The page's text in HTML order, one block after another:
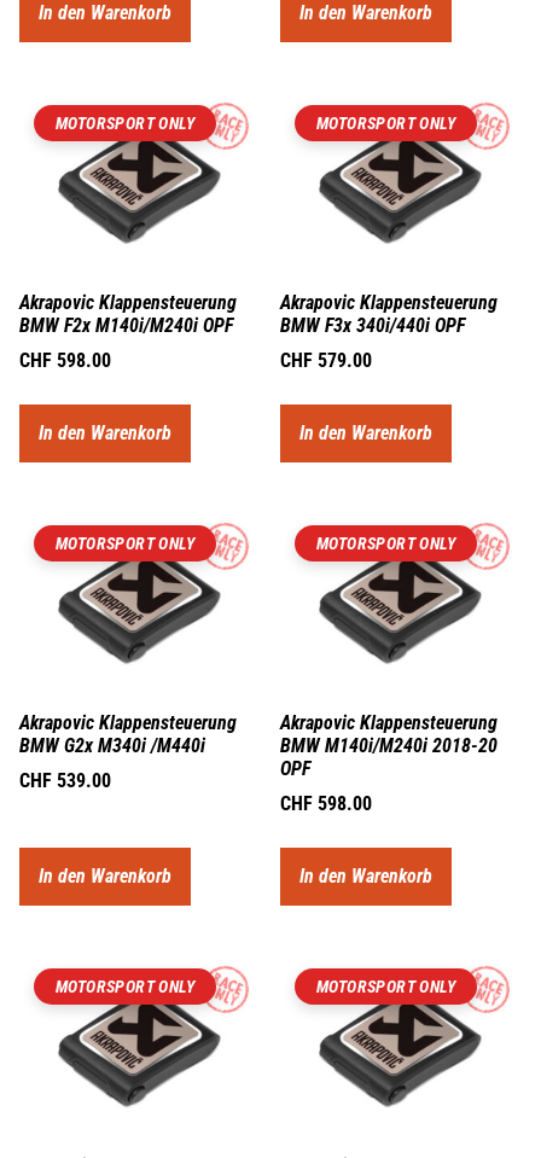
In den Warenkorb In den Warenkorb
MOTORSPORT ONLY
Akrapovic Klappensteuerung
BMW F2x M140i/M240i OPF
CHF 598.00
In den Warenkorb
MOTORSPORT ONLY
Akrapovic Klappensteuerung
BMW F3x 340i/440i OPF
CHF 579.00
In den Warenkorb
MOTORSPORT ONLY
Akrapovic Klappensteuerung
BMW G2x M340i /M440i
CHF 539.00
In den Warenkorb
MOTORSPORT ONLY
Akrapovic Klappensteuerung
BMW M140i/M240i 2018-20
OPF
CHF 598.00
In den Warenkorb
MOTORSPORT ONLY MOTORSPORT ONLY